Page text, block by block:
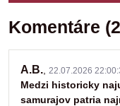
Komentáre
A.B. 22.07.2026
Medzi historicky
samurajov patria